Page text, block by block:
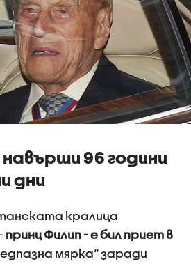
96 години
дни
кралица
принц Филип - е бил приет в
мярка“ заради